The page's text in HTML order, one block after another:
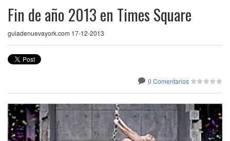
Fin de año 2013 en Times Square
guiadenuevayork.com 17-12-2013
0 Comentarios